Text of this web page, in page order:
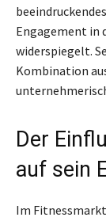
Engagement in
widerspiegelt.
Kombination
Der
auf sein
Im